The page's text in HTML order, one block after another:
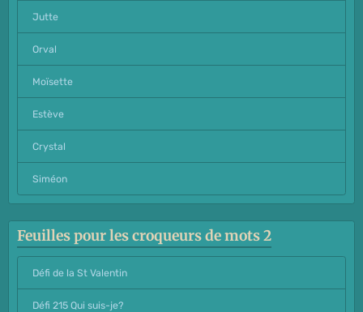
Jutte
Orval
Moïsette
Estève
Crystal
Siméon
Feuilles pour les croqueurs de mots 2
Défi de la St Valentin
Défi 215 Qui suis-je?